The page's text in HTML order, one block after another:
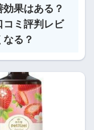
果はある？
コミ評判レビ
る？